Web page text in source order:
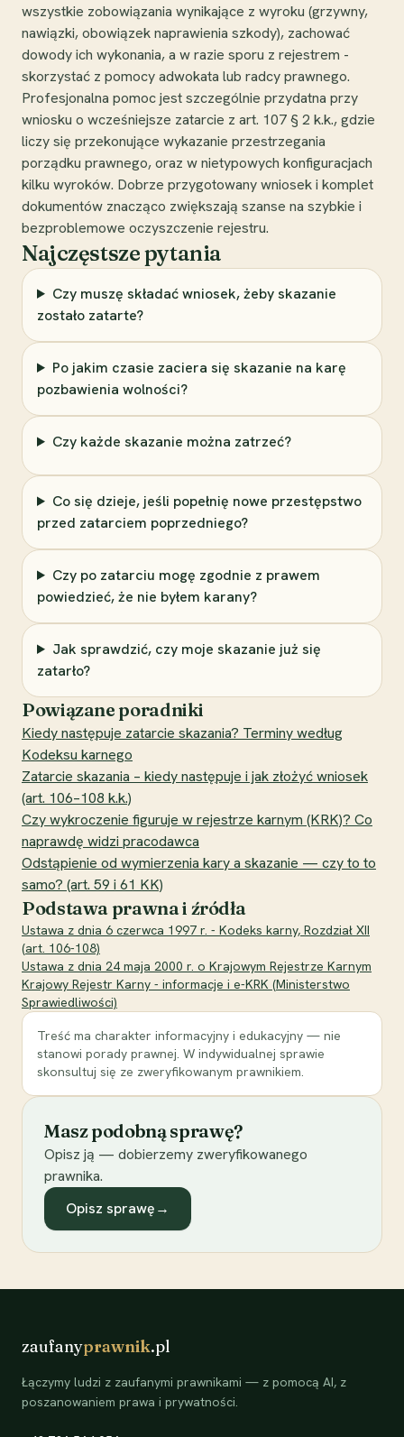
wszystkie zobowiązania wynikające z wyroku (grzywny,
nawiązki, obowiązek naprawienia szkody), zachować
dowody ich wykonania, a w razie sporu z rejestrem -
skorzystać z pomocy adwokata lub radcy prawnego.
Profesjonalna pomoc jest szczególnie przydatna przy
wniosku o wcześniejsze zatarcie z art. 107 § 2 k.k., gdzie
liczy się przekonujące wykazanie przestrzegania
porządku prawnego, oraz w nietypowych konfiguracjach
kilku wyroków. Dobrze przygotowany wniosek i komplet
dokumentów znacząco zwiększają szanse na szybkie i
bezproblemowe oczyszczenie rejestru.
Najczęstsze pytania
Czy muszę składać wniosek, żeby skazanie
zostało zatarte?
Po jakim czasie zaciera się skazanie na karę
pozbawienia wolności?
Czy każde skazanie można zatrzeć?
Co się dzieje, jeśli popełnię nowe przestępstwo
przed zatarciem poprzedniego?
Czy po zatarciu mogę zgodnie z prawem
powiedzieć, że nie byłem karany?
Jak sprawdzić, czy moje skazanie już się
zatarło?
Powiązane poradniki
Kiedy następuje zatarcie skazania? Terminy według
Kodeksu karnego
Zatarcie skazania – kiedy następuje i jak złożyć wniosek
(art. 106–108 k.k.)
Czy wykroczenie figuruje w rejestrze karnym (KRK)? Co
naprawdę widzi pracodawca
Odstąpienie od wymierzenia kary a skazanie — czy to to
samo? (art. 59 i 61 KK)
Podstawa prawna i źródła
Ustawa z dnia 6 czerwca 1997 r. - Kodeks karny, Rozdział XII
(art. 106-108)
Ustawa z dnia 24 maja 2000 r. o Krajowym Rejestrze Karnym
Krajowy Rejestr Karny - informacje i e-KRK (Ministerstwo
Sprawiedliwości)
Treść ma charakter informacyjny i edukacyjny — nie
stanowi porady prawnej. W indywidualnej sprawie
skonsultuj się ze zweryfikowanym prawnikiem.
Masz podobną sprawę?
Opisz ją — dobierzemy zweryfikowanego
prawnika.
Opisz sprawę→
zaufanyprawnik.pl
Łączymy ludzi z zaufanymi prawnikami — z pomocą AI, z
poszanowaniem prawa i prywatności.